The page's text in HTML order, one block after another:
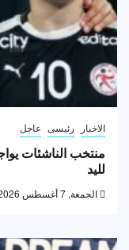
الاخبار رئيسى عاجل
منتخب الناشئات
لليد
الجمعة, 7 أغسطس 2026, 7:56 م